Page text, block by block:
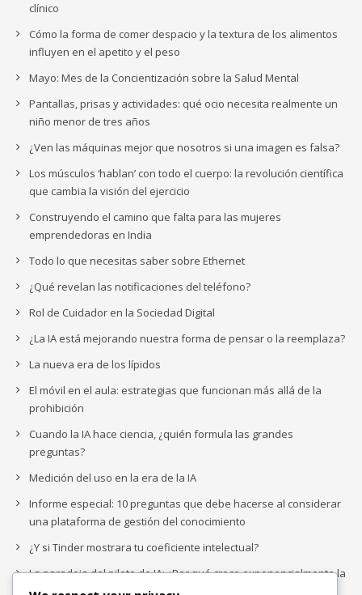
clínico
Cómo la forma de comer despacio y la textura de los alimentos
influyen en el apetito y el peso
Mayo: Mes de la Concientización sobre la Salud Mental
Pantallas, prisas y actividades: qué ocio necesita realmente un
niño menor de tres años
¿Ven las máquinas mejor que nosotros si una imagen es falsa?
Los músculos ‘hablan’ con todo el cuerpo: la revolución científica
que cambia la visión del ejercicio
Construyendo el camino que falta para las mujeres
emprendedoras en India
Todo lo que necesitas saber sobre Ethernet
¿Qué revelan las notificaciones del teléfono?
Rol de Cuidador en la Sociedad Digital
¿La IA está mejorando nuestra forma de pensar o la reemplaza?
La nueva era de los lípidos
El móvil en el aula: estrategias que funcionan más allá de la
prohibición
Cuando la IA hace ciencia, ¿quién formula las grandes
preguntas?
Medición del uso en la era de la IA
Informe especial: 10 preguntas que debe hacerse al considerar
una plataforma de gestión del conocimiento
¿Y si Tinder mostrara tu coeficiente intelectual?
La paradoja del piloto de IA: ¿Por qué crece exponencialmente la
complejidad de la IA empresarial?